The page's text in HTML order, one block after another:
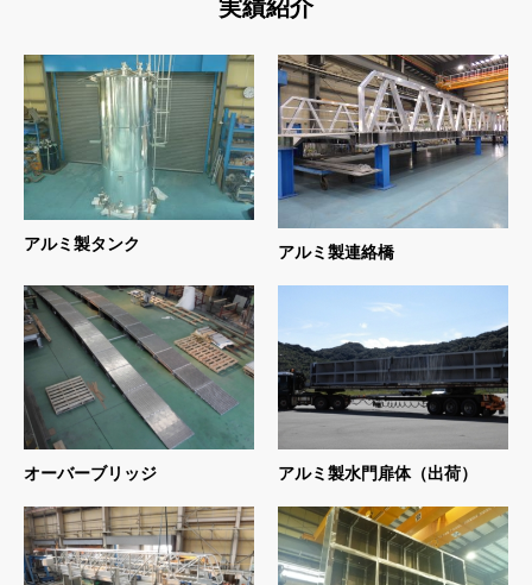
実績紹介
アルミ製タンク アルミ製連絡橋
オーバーブリッジ アルミ製水門扉体（出荷）